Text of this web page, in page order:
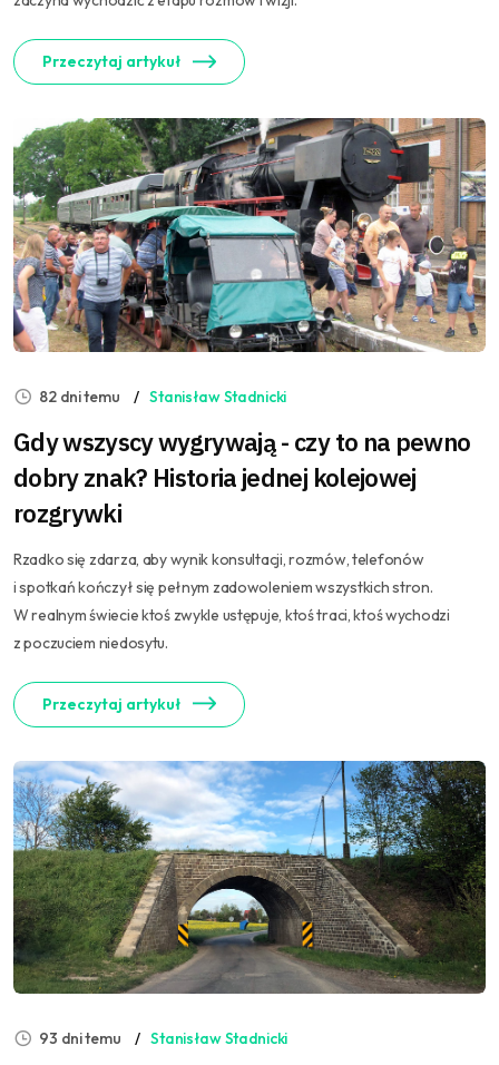
Przeczytaj artykuł
82 dni temu Stanisław Stadnicki
Gdy wszyscy wygrywają - czy to na pewno
dobry znak? Historia jednej kolejowej
rozgrywki
Rzadko się zdarza, aby wynik konsultacji, rozmów, telefonów
i spotkań kończył się pełnym zadowoleniem wszystkich stron.
W realnym świecie ktoś zwykle ustępuje, ktoś traci, ktoś wychodzi
z poczuciem niedosytu.
Przeczytaj artykuł
93 dni temu Stanisław Stadnicki